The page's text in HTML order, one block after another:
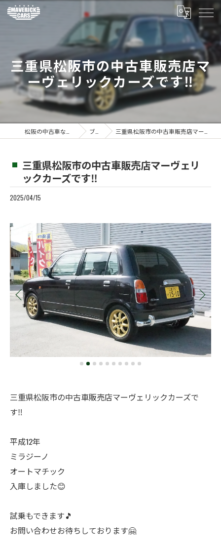
三重県松阪市の中古車販売店マ
ーヴェリックカーズです‼️
ブログ 三重県松阪市の中古車販売店マーヴェリックカーズです‼️
三重県松阪市の中古車販売店マーヴェリ
ックカーズです‼️
2025/04/15
三重県松阪市の中古車販売店マーヴェリックカーズで
す‼️
平成12年
ミラジーノ
オートマチック
入庫しました😊
試乗もできます🎵
お問い合わせお待ちしております🤗